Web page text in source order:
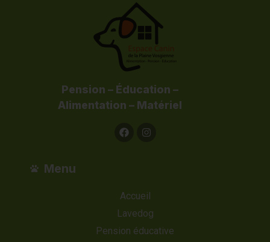
Pension – Éducation –
Alimentation – Matériel
Menu
Accueil
Lavedog
Pension éducative